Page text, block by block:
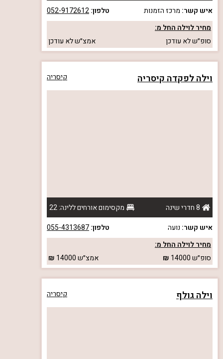
איש קשר: מרכז הזמנות טלפון:052-9172612
מחיר לוילה החל מ:
סופ״שלא עודכן אמצ״שלא עודכן
וילה לפקדה קיסריה קיסריה
8 חדרי שינה
מקסימום אורחים ללינה: 22
איש קשר: נועה טלפון:055-4313687
מחיר לוילה החל מ:
סופ״ש14000 אמצ״ש14000
וילה גולף קיסריה